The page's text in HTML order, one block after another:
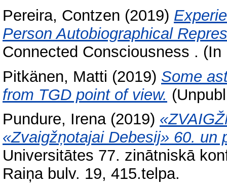
Pereira, Contzen (2019)
Person Autobiographical
Connected Consciousness . (In
Pitkänen, Matti (2019) Some
from TGD point of view.
Pundure, Irena(2019)
«Zvaigžņotajai Debesij» 60. un
Universitātes 77. zinātniskā
Raiņa bulv. 19, 415.telpa.